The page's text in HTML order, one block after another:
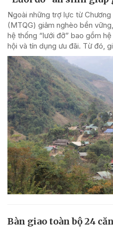
Ngoài những trợ lực từ
(MTQG) giảm nghèo bền
hệ thống “lưới đỡ” bao gồm
hội và tín dụng ưu đãi. Từ đó,
Bàn giao toàn bộ 24